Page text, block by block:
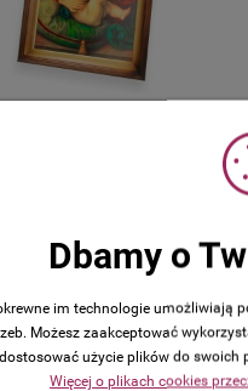
Dbamy o
im technologie umożliwiają
Możesz zaakceptować
dostosować użycie plików do swoich
Więcej o plikach cookies